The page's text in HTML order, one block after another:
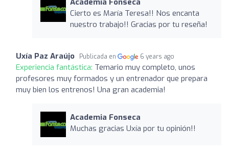
Cierto es María Teresa!! Nos encanta
nuestro trabajo!! Gracias por tu reseña!
Uxía Paz Araújo Publicada en 6 years ago
Experiencia fantástica: Temario muy completo, unos
profesores muy formados y un entrenador que prepara
muy bien los entrenos! Una gran academia!
Academia Fonseca
Muchas gracias Uxía por tu opinión!!